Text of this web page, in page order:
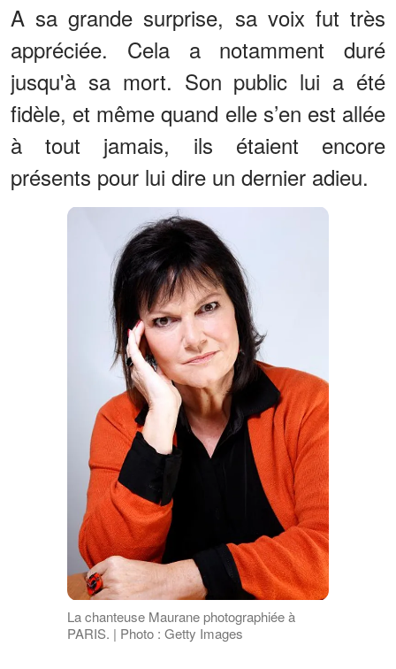
A sa grande surprise, sa voix fut très
appréciée. Cela a notamment duré
jusqu'à sa mort. Son public lui a été
fidèle, et même quand elle s’en est allée
à tout jamais, ils étaient encore
présents pour lui dire un dernier adieu.
La chanteuse Maurane photographiée à
PARIS. | Photo : Getty Images